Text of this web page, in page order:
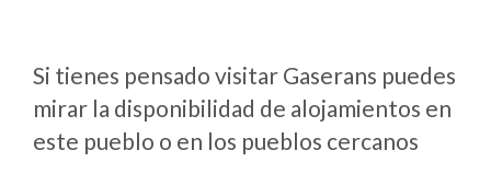
Si tienes pensado visitar Gaserans puedes
mirar la disponibilidad de alojamientos en
este pueblo o en los pueblos cercanos